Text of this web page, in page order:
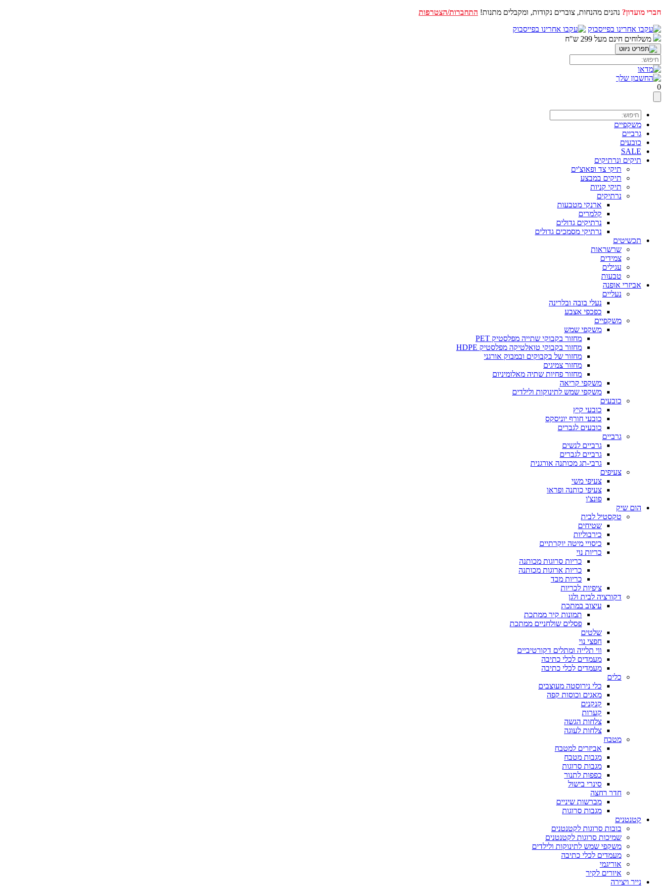
חברי מועדון? נהנים מהנחות, צוברים נקודות, ומקבלים מתנות! התחברות/הצטרפות
דלג
לתוכןמשלוחים חינם מעל 299 ש"ח
0
משקפיים
גרביים
כובעים
SALE
תיקים ונרתיקים
תיקי צד ופאוצ'ים
תיקים במבצע
תיקי קניות
נרתיקים
ארנקי מטבעות
קלמרים
נרתיקים גדולים
נרתיקי מסמכים גדולים
תכשיטים
שרשראות
צמידים
עגילים
טבעות
אביזרי אופנה
נעליים
נעלי בובה ובלרינה
כפכפי אצבע
משקפיים
משקפי שמש
מחזור בקבוקי שתייה מפלסטיק PET
מחזור בקבוקי טואלטיקה מפלסטיק HDPE
מחזור של בקבוקים ובמבוק אורגני
מחזור צמיגים
מחזור פחיות שתיה מאלומיניום
משקפי קריאה
משקפי שמש לתינוקות ולילדים
כובעים
כובעי קיץ
כובעי חורף יוניסקס
כובעים לגברים
גרביים
גרביים לנשים
גרביים לגברים
גרבי-תג מכותנה אורגנית
צעיפים
צעיפי משי
צעיפי כותנה ופראו
פונצ'ו
הום שיק
טקסטיל לבית
שטיחים
כירבוליות
כיסויי מיטה יוקרתיים
כריות נוי
כריות סרוגות מכותנה
כריות ארוגות מכותנה
כריות מבד
ציפיות לכריות
דקורציה לבית ולגן
עיצוב במתכת
תמונות קיר ממתכת
פסלים שולחניים ממתכת
שלטים
חפצי נוי
ווי תלייה ומתלים דקורטיביים
מעמדים לכלי כתיבה
מעמדים לכלי כתיבה
כלים
כלי נירוסטה מעוצבים
מאגים וכוסות קפה
קנקנים
קערות
צלחות הגשה
צלחות לעוגה
מטבח
אביזרים למטבח
מגבות מטבח
מגבות סרוגות
כפפות לתנור
סינרי בישול
חדר רחצה
מברשות שיניים
מגבות סרוגות
קטנטנים
בובות סרוגות לקטנטנים
שמיכות סרוגות לקטנטנים
משקפי שמש לתינוקות ולילדים
מעמדים לכלי כתיבה
אוריגמי
איורים לקיר
נייר ויצירה